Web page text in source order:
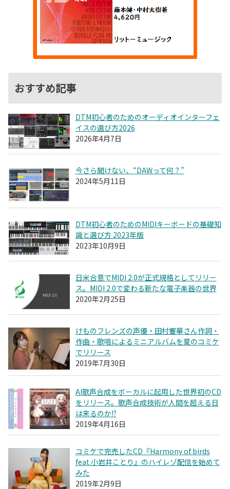
おすすめ記事
DTM初心者のためのオーディオインターフェ
イスの選び方2026
2026年4月7日
今さら聞けない、“DAWって何？”
2024年5月11日
DTM初心者のためのMIDIキーボードの基礎知
識と選び方 2023年版
2023年10月9日
日米合意でMIDI 2.0が正式規格としてリリー
ス。MIDI 2.0で変わる新たな電子楽器の世界
2020年2月25日
けものフレンズの声優・田村響華さん作詞・
作曲・歌唱によるミニアルバムを夏のコミケ
でリリース
2019年7月30日
AI歌声合成をボーカルに起用した世界初のCD
をリリース。歌声合成技術が人間を超える日
は来るのか!?
2019年4月16日
コミケで完売したCD『Harmony of birds
feat.小岩井ことり』のハイレゾ配信を始めて
みた
2019年2月9日